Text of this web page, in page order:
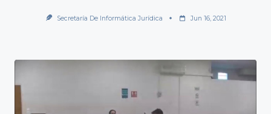
Secretaría De Informática Jurídica Jun 16, 2021